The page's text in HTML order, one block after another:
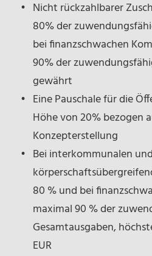
Nicht rückzahlbarer
80% der
bei finanzschwachen
90% der
gewährt
Eine Pauschale für die
Höhe von 20% bezogen
Konzepterstellung
Bei interkommunalen und
80 % und bei
maximal 90 % der
Gesamtausgaben,
EUR